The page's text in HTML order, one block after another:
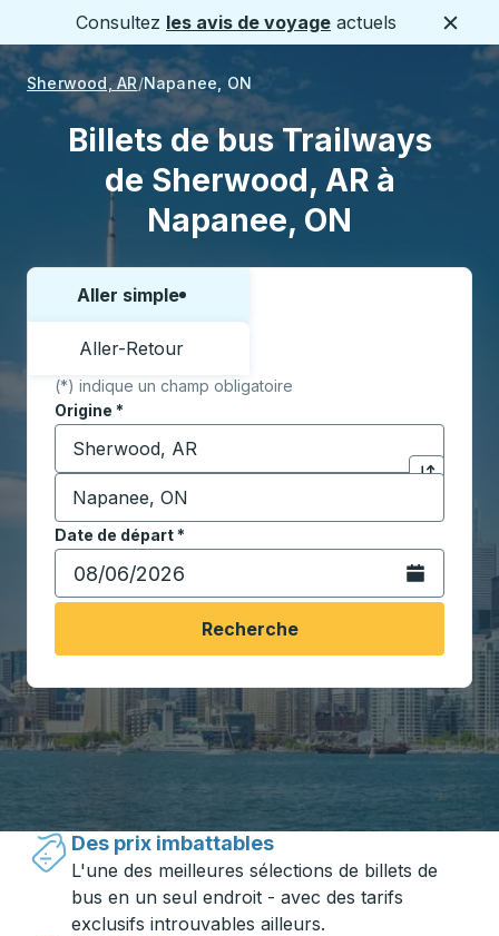
Consultez les avis de voyage actuels
Sherwood, AR Napanee, ON
Billets de bus Trailways
de Sherwood, AR à
Napanee, ON
Choisissez un sens ou un aller-retour:
Aller simple
Aller-Retour
(*) indique un champ obligatoire
Origine *
Commencez à saisir la ville d'origine pour ouvrir
Cliquez
Destination*
Commencez à saisir la ville de destination pour
Date de départ*
Tapez la date au format date Barre oblique du mois à
Ouvrez le
Recherche
Voyager en toute simplicité avec
Trailways
Des prix imbattables
L'une des meilleures sélections de billets de
bus en un seul endroit - avec des tarifs
exclusifs introuvables ailleurs.